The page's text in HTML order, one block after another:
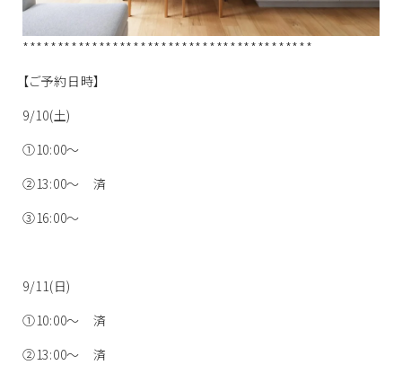
******************************************
【ご予約日時】
9/10(土)
①10:00～
②13:00～ 済
③16:00～
9/11(日)
①10:00～ 済
②13:00～ 済